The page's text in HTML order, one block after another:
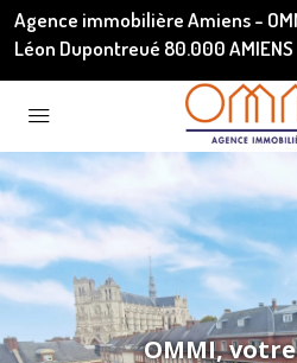
Agence immobilière Amiens -
Léon Dupontreué 80.000 AMIENS
OMMI,